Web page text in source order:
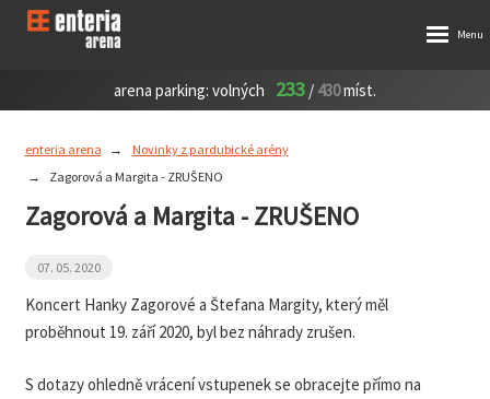
arena parking: volných 233 / 430míst.
enteria arena
Novinky z pardubické arény
Zagorová a Margita - ZRUŠENO
Zagorová a Margita - ZRUŠENO
07. 05. 2020
Koncert Hanky Zagorové a Štefana Margity, který měl
proběhnout 19. září 2020, byl bez náhrady zrušen.
S dotazy ohledně vrácení vstupenek se obracejte přímo na